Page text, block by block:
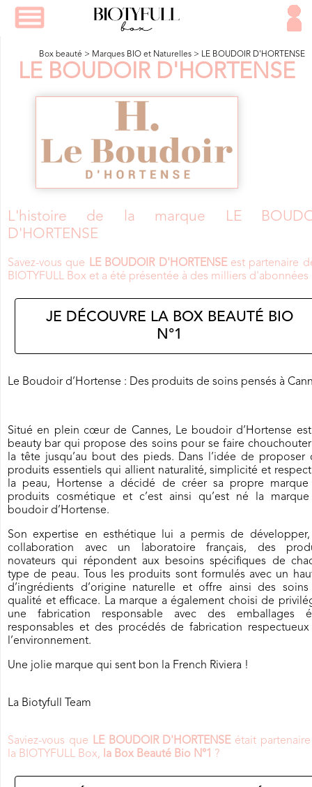
Box beauté > Marques BIO et Naturelles > LE BOUDOIR D'HORTENSE
LE BOUDOIR D'HORTENSE
L'histoire de la marque LE
D'HORTENSE
Savez-vous que LE BOUDOIR D'HORTENSEest partenaire
BIOTYFULL Box et a été présentée à des milliers d'abonnées
JE DÉCOUVRE LA BOX BEAUTÉ BIO
N°1
Le Boudoir d’Hortense : Des produits de soins pensés à
Situé en plein cœur de Cannes, Le boudoir d’Hortense
beauty bar qui propose des soins pour se faire
la tête jusqu’au bout des pieds. Dans l’idée de proposer
produits essentiels qui allient naturalité, simplicité et
la peau, Hortense a décidé de créer sa propre
produits cosmétique et c’est ainsi qu’est né la
boudoir d’Hortense.
Son expertise en esthétique lui a permis de
collaboration avec un laboratoire français, des
novateurs qui répondent aux besoins spécifiques de
type de peau. Tous les produits sont formulés avec un
d’ingrédients d’origine naturelle et offre ainsi des
qualité et efficace. La marque a également choisi de
une fabrication responsable avec des emballages
responsables et des procédés de fabrication
l’environnement.
Une jolie marque qui sent bon la French Riviera !
La Biotyfull Team
Saviez-vous que LE BOUDOIR D'HORTENSEétait
la BIOTYFULL Box,
la Box Beauté Bio N°1 ?